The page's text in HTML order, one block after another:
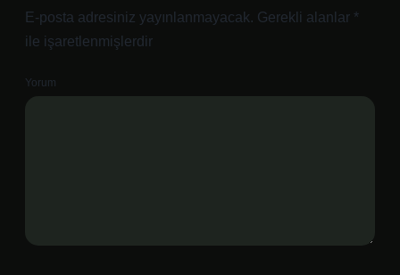
E-posta adresiniz yayınlanmayacak. Gerekli alanlar *
ile işaretlenmişlerdir
Yorum